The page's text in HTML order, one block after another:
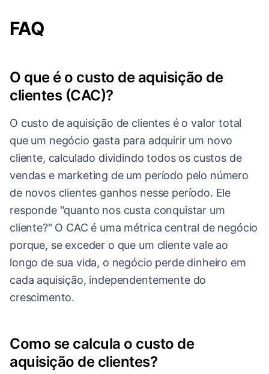
FAQ
O que é o custo de aquisição de
clientes (CAC)?
O custo de aquisição de clientes é o valor total
que um negócio gasta para adquirir um novo
cliente, calculado dividindo todos os custos de
vendas e marketing de um período pelo número
de novos clientes ganhos nesse período. Ele
responde "quanto nos custa conquistar um
cliente?" O CAC é uma métrica central de negócio
porque, se exceder o que um cliente vale ao
longo de sua vida, o negócio perde dinheiro em
cada aquisição, independentemente do
crescimento.
Como se calcula o custo de
aquisição de clientes?